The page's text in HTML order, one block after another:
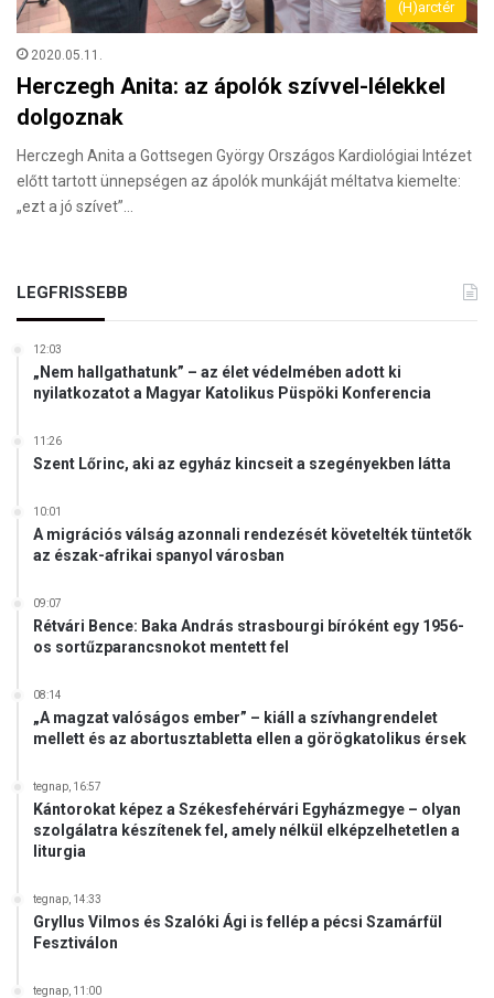
(H)arctér
2020.05.11.
Herczegh Anita: az ápolók szívvel-lélekkel
dolgoznak
Herczegh Anita a Gottsegen György Országos Kardiológiai Intézet
előtt tartott ünnepségen az ápolók munkáját méltatva kiemelte:
„ezt a jó szívet”…
LEGFRISSEBB
12:03
„Nem hallgathatunk” – az élet védelmében adott ki
nyilatkozatot a Magyar Katolikus Püspöki Konferencia
11:26
Szent Lőrinc, aki az egyház kincseit a szegényekben látta
10:01
A migrációs válság azonnali rendezését követelték tüntetők
az észak-afrikai spanyol városban
09:07
Rétvári Bence: Baka András strasbourgi bíróként egy 1956-
os sortűzparancsnokot mentett fel
08:14
„A magzat valóságos ember” – kiáll a szívhangrendelet
mellett és az abortusztabletta ellen a görögkatolikus érsek
tegnap, 16:57
Kántorokat képez a Székesfehérvári Egyházmegye – olyan
szolgálatra készítenek fel, amely nélkül elképzelhetetlen a
liturgia
tegnap, 14:33
Gryllus Vilmos és Szalóki Ági is fellép a pécsi Szamárfül
Fesztiválon
tegnap, 11:00